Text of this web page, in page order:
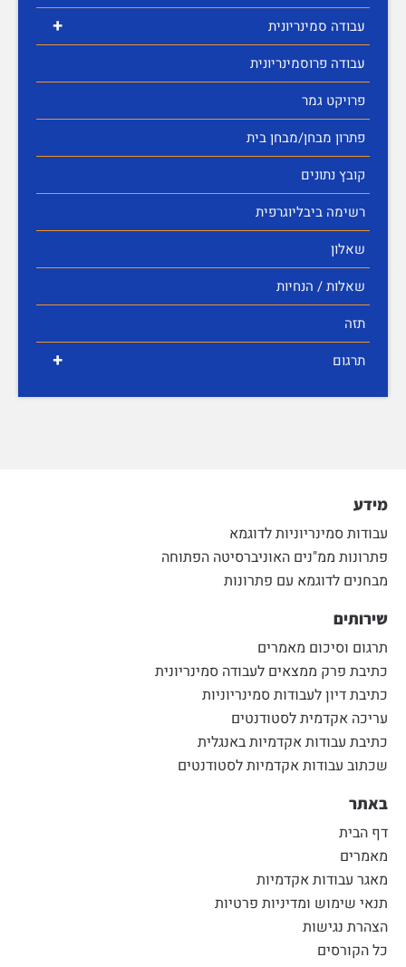
+
עבודה סמינריונית
עבודה פרוסמינריונית
פרויקט גמר
פתרון מבחן/מבחן בית
קובץ נתונים
רשימה ביבליוגרפית
שאלון
שאלות / הנחיות
תזה
+ תרגום
מידע
עבודות סמינריוניות לדוגמא
פתרונות ממ"נים האוניברסיטה הפתוחה
מבחנים לדוגמא עם פתרונות
שירותים
תרגום וסיכום מאמרים
כתיבת פרק ממצאים לעבודה סמינריונית
כתיבת דיון לעבודות סמינריוניות
עריכה אקדמית לסטודנטים
כתיבת עבודות אקדמיות באנגלית
שכתוב עבודות אקדמיות לסטודנטים
באתר
דף הבית
מאמרים
מאגר עבודות אקדמיות
תנאי שימוש ומדיניות פרטיות
הצהרת נגישות
כל הקורסים